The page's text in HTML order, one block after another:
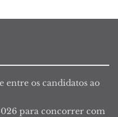
entre os candidatos ao
para concorrer com